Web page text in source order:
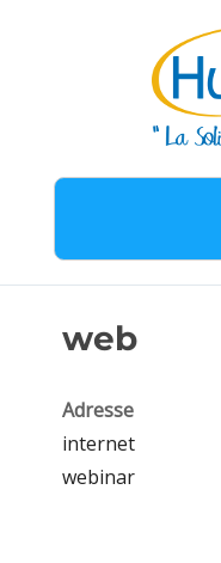
web
Adresse
internet
webinar